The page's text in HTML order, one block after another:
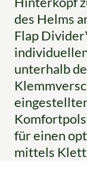
des Helms
Flap
unterhalb
für einen
mittels